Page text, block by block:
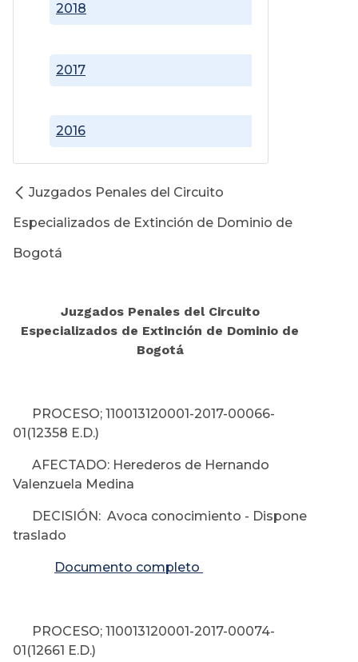
2016
2017
2018
Juzgados Penales del Circuito
Especializados de Extinción de Dominio de
Bogotá
Juzgados Penales del Circuito
Especializados de Extinción de Dominio de
Bogotá
PROCESO; 110013120001-2017-00066-
01(12358 E.D.)
AFECTADO: Herederos de Hernando
Valenzuela Medina
DECISIÓN: Avoca conocimiento - Dispone
traslado
Documento completo
PROCESO; 110013120001-2017-00074-
01(12661 E.D.)